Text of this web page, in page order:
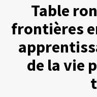
Table
frontières
de la vie